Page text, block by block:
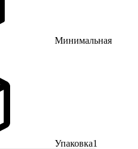
Минимальная
Упаковка1